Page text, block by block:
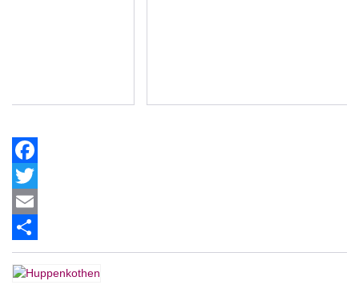
Facebook
Twitter
Email
Share